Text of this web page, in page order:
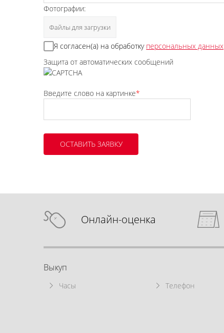
Фотографии:
Файлы для загрузки
Я согласен(а) на обработку персональных данных
Защита от автоматических сообщений
Введите слово на картинке*
Онлайн-оценка
Выкуп
Часы Телефон